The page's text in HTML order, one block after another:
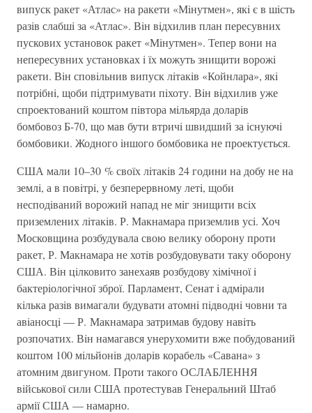
випуск ракет «Атлас» на ракети «Мiнутмен», якi є в шiсть
разiв слабшi за «Атлас». Вiн вiдхилив план пересувних
пускових установок ракет «Мiнутмен». Тепер вони на
непересувних установках i їх можуть знищити ворожi
ракети. Вiн сповiльнив випуск лiтакiв «Койнлара», якi
потрiбнi, щоби пiдтримувати пiхоту. Вiн вiдхилив уже
спроектований коштом пiвтора мiльярда доларiв
бомбовоз Б-70, що мав бути втричi швидший за iснуючi
бомбовики. Жодного iншого бомбовика не проектується.
США мали 10–30 % своїх лiтакiв 24 години на добу не на
землi, а в повiтрi, у безперервному летi, щоби
несподiваний ворожий напад не мiг знищити всiх
приземлених лiтакiв. Р. Макнамара приземлив усi. Хоч
Московщина розбудувала свою велику оборону проти
ракет, Р. Макнамара не хотiв розбудовувати таку оборону
США. Вiн цiлковито занехаяв розбудову хiмiчної i
бактерiологiчної зброї. Парламент, Сенат i адмiрали
кiлька разiв вимагали будувати атомнi пiдводнi човни та
авiаносцi — Р. Макнамара затримав будову навiть
розпочатих. Вiн намагався унерухомити вже побудований
коштом 100 мiльйонiв доларiв корабель «Савана» з
атомним двигуном. Проти такого ОСЛАБЛЕННЯ
вiйськової сили США протестував Генеральний Штаб
армії США — намарно.